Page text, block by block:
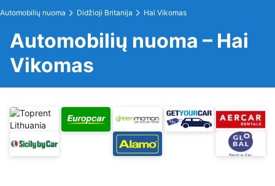
Automobilių nuoma Didžioji Britanija Hai Vikomas
Automobilių nuoma – Hai
Vikomas